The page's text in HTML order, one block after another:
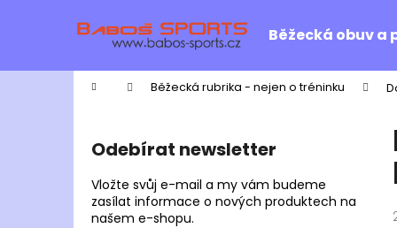
Běžecká obuv a
Domů Běžecká rubrika - nejen o tréninku
Odebírat newsletter
Vložte svůj e-mail a my vám budeme
zasílat informace o nových produktech na
našem e-shopu.
í
do
do